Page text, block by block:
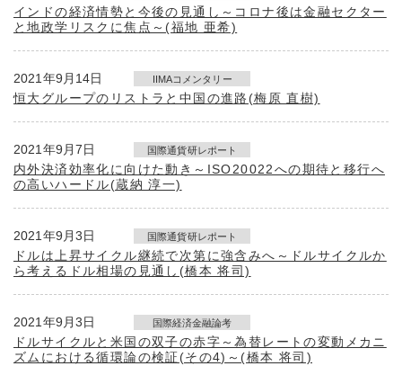
インドの経済情勢と今後の見通し～コロナ後は金融セクター
と地政学リスクに焦点～(福地 亜希)
2021年9月14日 IIMAコメンタリー
恒大グループのリストラと中国の進路(梅原 直樹)
2021年9月7日 国際通貨研レポート
内外決済効率化に向けた動き～ISO20022への期待と移行へ
の高いハードル(蔵納 淳一)
2021年9月3日 国際通貨研レポート
ドルは上昇サイクル継続で次第に強含みへ～ドルサイクルか
ら考えるドル相場の見通し(橋本 将司)
2021年9月3日 国際経済金融論考
ドルサイクルと米国の双子の赤字～為替レートの変動メカニ
ズムにおける循環論の検証(その4)～(橋本 将司)